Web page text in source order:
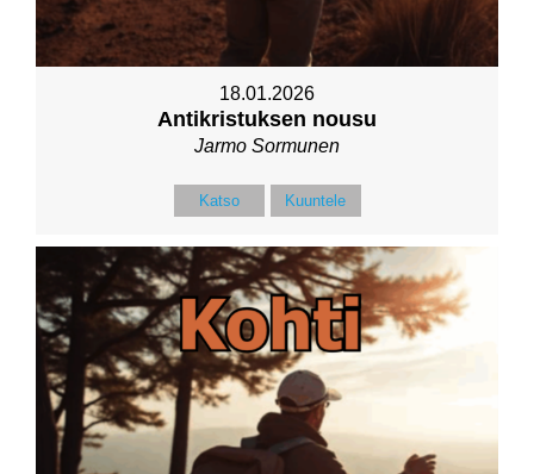
18.01.2026
Antikristuksen nousu
Jarmo Sormunen
Katso Kuuntele